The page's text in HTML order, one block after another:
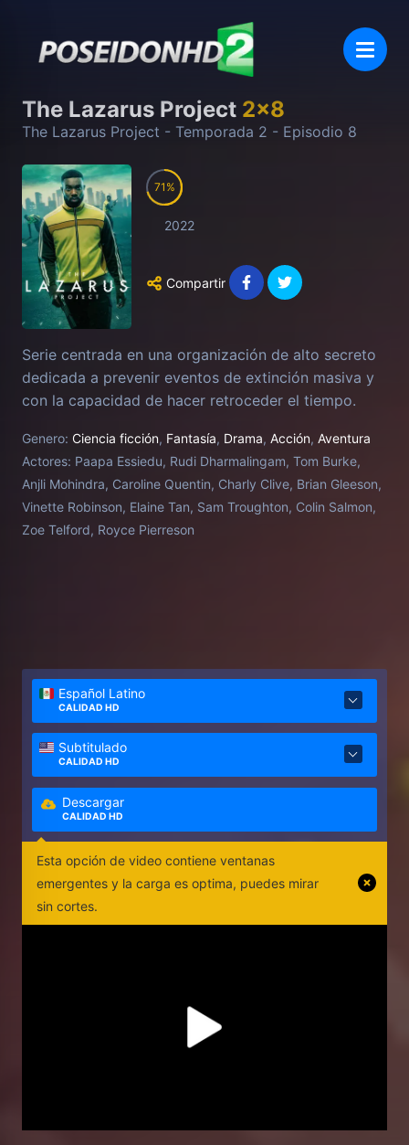
The Lazarus Project 2x8
The Lazarus Project - Temporada 2 - Episodio 8
71
2022
Compartir
Serie centrada en una organización de alto secreto
dedicada a prevenir eventos de extinción masiva y
con la capacidad de hacer retroceder el tiempo.
Genero: Ciencia ficción, Fantasía, Drama, Acción, Aventura
Actores: Paapa Essiedu, Rudi Dharmalingam, Tom Burke,
Anjli Mohindra, Caroline Quentin, Charly Clive, Brian Gleeson,
Vinette Robinson, Elaine Tan, Sam Troughton, Colin Salmon,
Zoe Telford, Royce Pierreson
Español Latino
CALIDAD HD
Subtitulado
CALIDAD HD
Descargar
CALIDAD HD
Esta opción de video contiene ventanas
emergentes y la carga es optima, puedes mirar
sin cortes.